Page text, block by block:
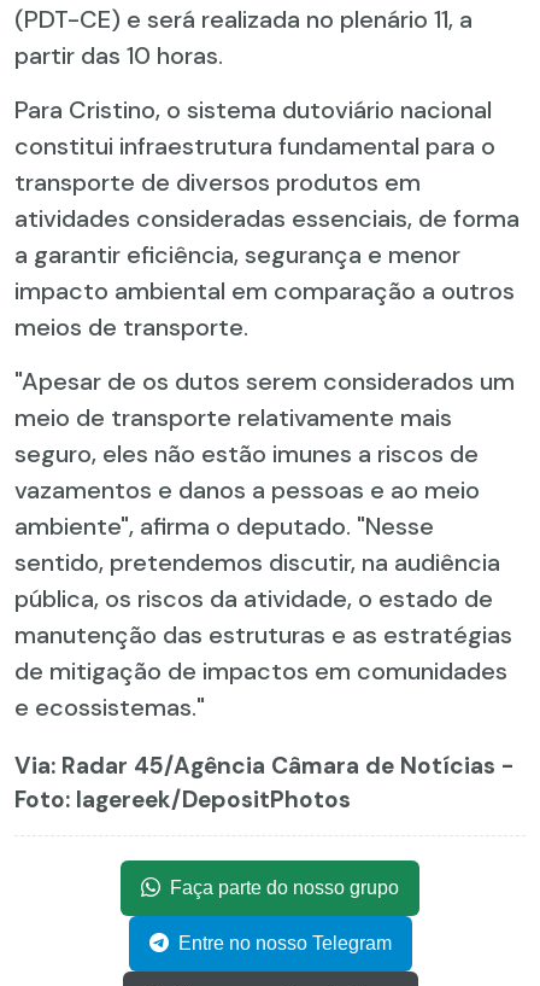
(PDT-CE) e será realizada no plenário 11, a
partir das 10 horas.
Para Cristino, o sistema dutoviário nacional
constitui infraestrutura fundamental para o
transporte de diversos produtos em
atividades consideradas essenciais, de forma
a garantir eficiência, segurança e menor
impacto ambiental em comparação a outros
meios de transporte.
"Apesar de os dutos serem considerados um
meio de transporte relativamente mais
seguro, eles não estão imunes a riscos de
vazamentos e danos a pessoas e ao meio
ambiente", afirma o deputado. "Nesse
sentido, pretendemos discutir, na audiência
pública, os riscos da atividade, o estado de
manutenção das estruturas e as estratégias
de mitigação de impactos em comunidades
e ecossistemas."
Via: Radar 45/Agência Câmara de Notícias -
Foto: lagereek/DepositPhotos
Faça parte do nosso grupo
Entre no nosso Telegram